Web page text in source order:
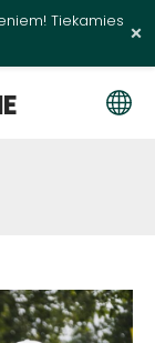
Tiekamies ×